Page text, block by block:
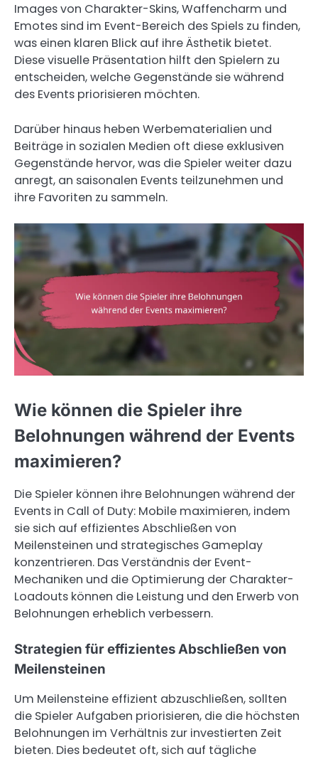
Images von Charakter-Skins, Waffencharm und
Emotes sind im Event-Bereich des Spiels zu finden,
was einen klaren Blick auf ihre Ästhetik bietet.
Diese visuelle Präsentation hilft den Spielern zu
entscheiden, welche Gegenstände sie während
des Events priorisieren möchten.
Darüber hinaus heben Werbematerialien und
Beiträge in sozialen Medien oft diese exklusiven
Gegenstände hervor, was die Spieler weiter dazu
anregt, an saisonalen Events teilzunehmen und
ihre Favoriten zu sammeln.
Wie können die Spieler ihre
Belohnungen während der Events
maximieren?
Die Spieler können ihre Belohnungen während der
Events in Call of Duty: Mobile maximieren, indem
sie sich auf effizientes Abschließen von
Meilensteinen und strategisches Gameplay
konzentrieren. Das Verständnis der Event-
Mechaniken und die Optimierung der Charakter-
Loadouts können die Leistung und den Erwerb von
Belohnungen erheblich verbessern.
Strategien für effizientes Abschließen von
Meilensteinen
Um Meilensteine effizient abzuschließen, sollten
die Spieler Aufgaben priorisieren, die die höchsten
Belohnungen im Verhältnis zur investierten Zeit
bieten. Dies bedeutet oft, sich auf tägliche